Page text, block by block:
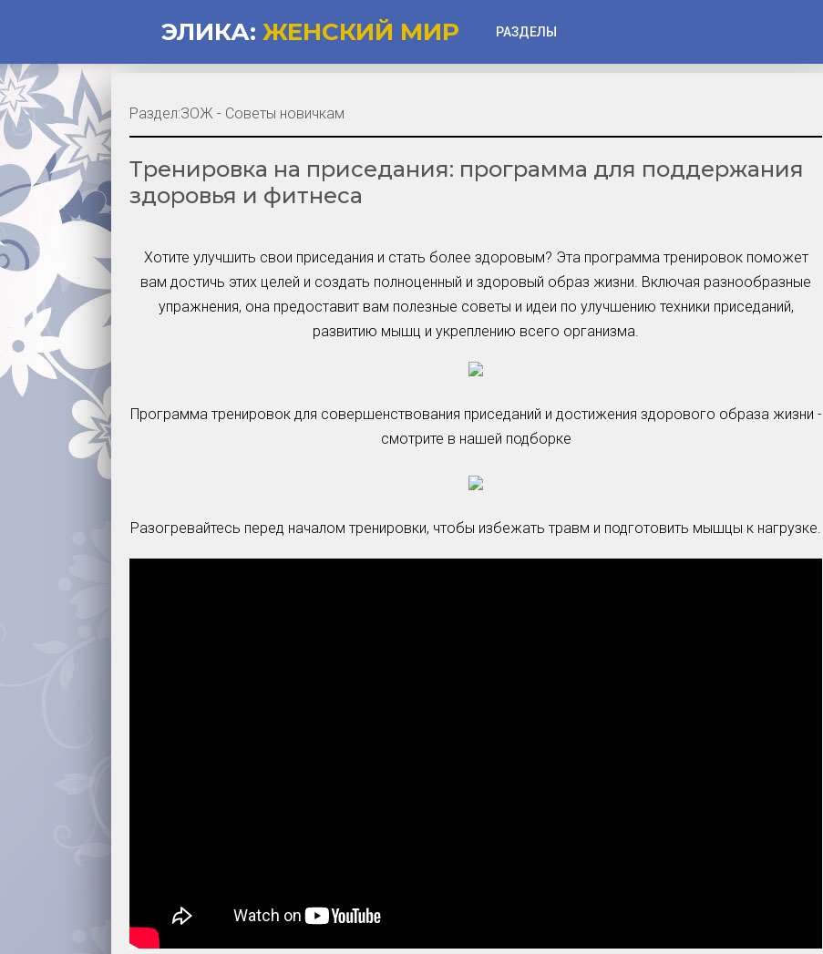
ЭЛИКА: ЖЕНСКИЙ МИР РАЗДЕЛЫ
Губы
Частые вопросы
Советы новичкам
Шоу-Бизнес и Гламур
Тренировка на приседания: программа для поддержания
здоровья и фитнеса
Хотите улучшить свои приседания и стать более здоровым? Эта программа тренировок поможет
вам достичь этих целей и создать полноценный и здоровый образ жизни. Включая разнообразные
упражнения, она предоставит вам полезные советы и идеи по улучшению техники приседаний,
развитию мышц и укреплению всего организма.
Программа тренировок для совершенствования приседаний и достижения здорового образа жизни -
смотрите в нашей подборке
Разогревайтесь перед началом тренировки, чтобы избежать травм и подготовить мышцы к нагрузке.
Раздел:ЗОЖ - Советы новичкам